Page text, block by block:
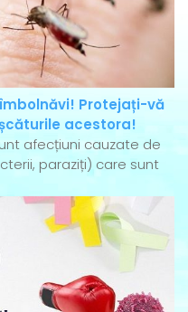
Protejați-vă
acestora!
afecțiuni cauzate de
paraziți) care sunt